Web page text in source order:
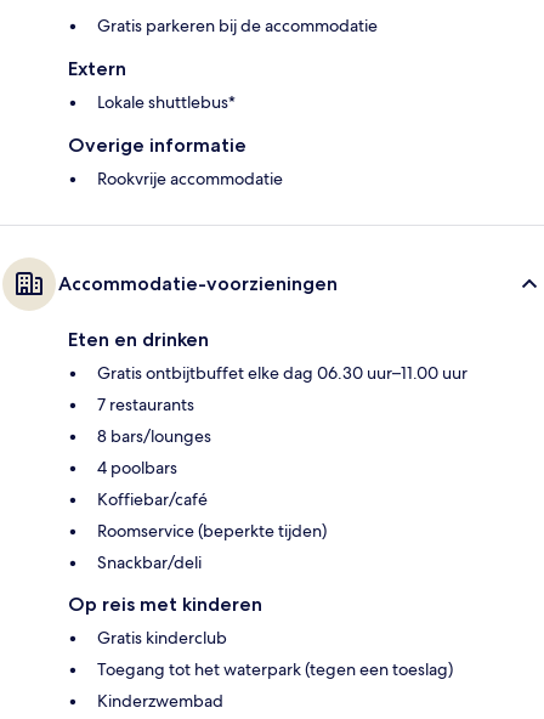
Gratis parkeren bij de accommodatie
Extern
Lokale shuttlebus*
Overige informatie
Rookvrije accommodatie
Accommodatie-voorzieningen
Eten en drinken
Gratis ontbijtbuffet elke dag 06.30 uur–11.00 uur
7 restaurants
8 bars/lounges
4 poolbars
Koffiebar/café
Roomservice (beperkte tijden)
Snackbar/deli
Op reis met kinderen
Gratis kinderclub
Toegang tot het waterpark (tegen een toeslag)
Kinderzwembad